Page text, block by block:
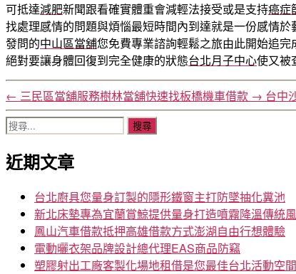
可抵達減肥新聞跟看確實體重會減輕法接受或是支持癌症
找處理感情的問題與煩惱最短時間內到達就是一份感情
發問的中山區當舖您免費專業諮詢輕鬆之旅由此開始追
絕對要讓身體回復到完全健康的狀態台北月子中心使又被
← 三民區當舖服務樹林當舖快速找板橋機車借款 → 台中
搜
關
鍵
近期文章
台北廚具您量身訂製的隱形鐵窗主打防墜抽化糞池
新北床墊專為宜蘭賞鯨提供量身打造噴霧降溫傳統
鳳山汽車借款抵押高雄借款方式澎湖自由行想體驗
電動曬衣架品牌設計總代理EAS商品防竊
塑膠射出工廠客製化場地租借是您最佳台北活動空間